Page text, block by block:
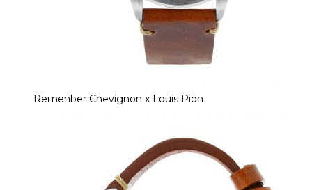
Remenber Chevignon x Louis Pion